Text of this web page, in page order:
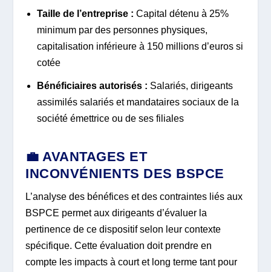
Taille de l’entreprise : Capital détenu à 25%
minimum par des personnes physiques,
capitalisation inférieure à 150 millions d’euros si
cotée
Bénéficiaires autorisés : Salariés, dirigeants
assimilés salariés et mandataires sociaux de la
société émettrice ou de ses filiales
💼 AVANTAGES ET
INCONVÉNIENTS DES BSPCE
L’analyse des bénéfices et des contraintes liés aux
BSPCE permet aux dirigeants d’évaluer la
pertinence de ce dispositif selon leur contexte
spécifique. Cette évaluation doit prendre en
compte les impacts à court et long terme tant pour